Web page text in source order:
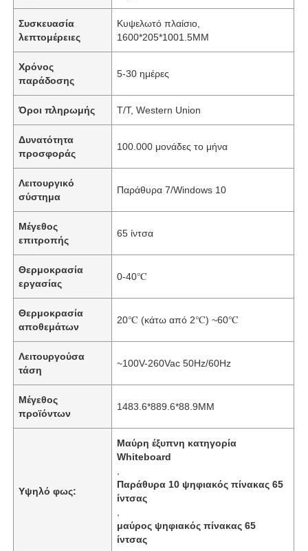
Συσκευασία
λεπτομέρειες
Κυψελωτό πλαίσιο,
1600*205*1001.5MM
Χρόνος
παράδοσης
5-30 ημέρες
Όροι πληρωμής T/T, Western Union
Δυνατότητα
προσφοράς
100.000 μονάδες το μήνα
Λειτουργικό
σύστημα
Παράθυρα 7/Windows 10
Μέγεθος
επιτροπής
65 ίντσα
Θερμοκρασία
εργασίας
0-40℃
Θερμοκρασία
αποθεμάτων
20℃ (κάτω από 2℃) ~60℃
Λειτουργούσα
τάση
~100V-260Vac 50Hz/60Hz
Μέγεθος
προϊόντων
1483.6*889.6*88.9MM
Υψηλό φως:
Μαύρη έξυπνη κατηγορία
Whiteboard
Παράθυρα 10 ψηφιακός πίνακας 65
ίντσας
μαύρος ψηφιακός πίνακας 65
ίντσας